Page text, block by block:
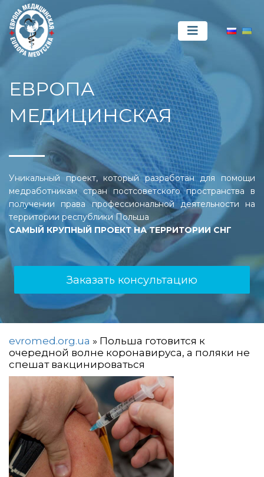
ЕВРОПА
МЕДИЦИНСКАЯ
Уникальный проект, который разработан для помощи
медработникам стран постсоветского пространства в
получении права профессиональной деятельности на
территории республики Польша
САМЫЙ КРУПНЫЙ ПРОЕКТ НА ТЕРРИТОРИИ СНГ
Заказать консультацию
evromed.org.ua » Польша готовится к
очередной волне коронавируса, а поляки не
спешат вакцинироваться